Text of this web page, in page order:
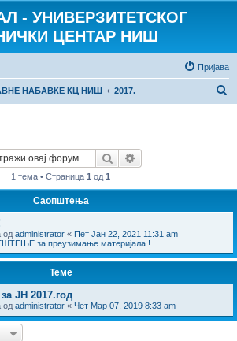
- УНИВЕРЗИТЕТСКОГ
ЦЕНТАР НИШ
Пријава
НАБАВКЕ КЦ НИШ 2017.
Претрага
1 тема • Страница 1 од 1
Саопштења
од administrator « Пет Јан 22, 2021 11:31 am
за преузимање материјала !
Теме
ЈН 2017.год
од administrator « Чет Мар 07, 2019 8:33 am